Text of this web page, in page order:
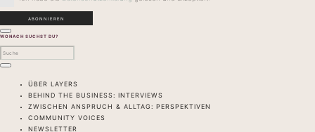
WONACH SUCHST DU?
ÜBER LAYERS
BEHIND THE BUSINESS: INTERVIEWS
ZWISCHEN ANSPRUCH & ALLTAG: PERSPEKTIVEN
COMMUNITY VOICES
NEWSLETTER